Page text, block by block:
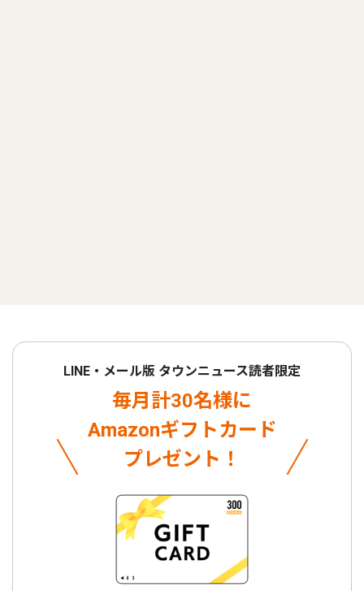
LINE・メール版 タウンニュース読者限定
毎月計30名様に
Amazonギフトカード
プレゼント！